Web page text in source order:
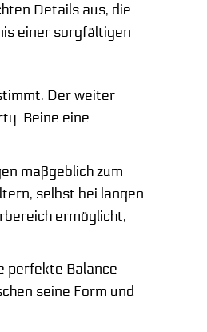
Details aus, die
einer sorgfältigen
Der weiter
Beine eine
maßgeblich zum
selbst bei langen
ermöglicht,
perfekte Balance
seine Form und